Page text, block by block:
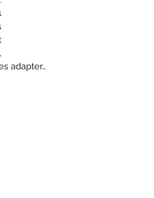
adapter…